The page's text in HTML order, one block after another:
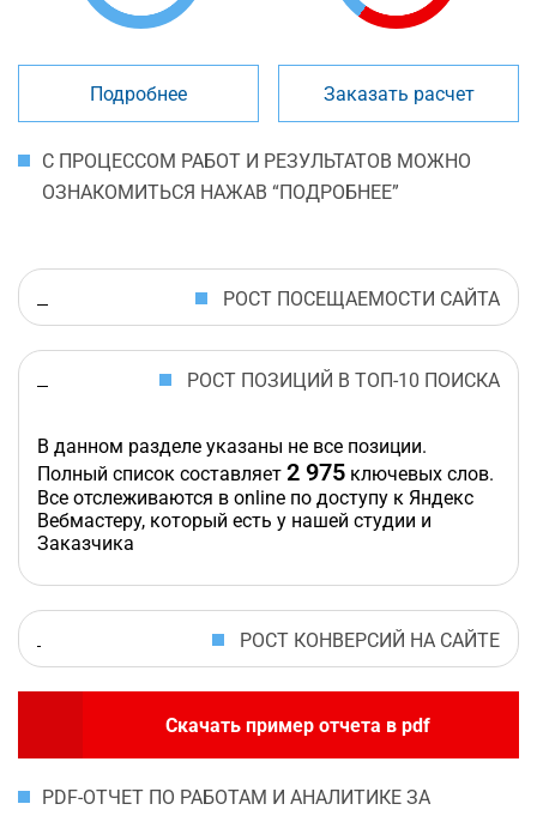
Подробнее Заказать расчет
С ПРОЦЕССОМ РАБОТ И РЕЗУЛЬТАТОВ МОЖНО
ОЗНАКОМИТЬСЯ НАЖАВ “ПОДРОБНЕЕ”
РОСТ ПОСЕЩАЕМОСТИ САЙТА
РОСТ ПОЗИЦИЙ В ТОП-10 ПОИСКА
В данном разделе указаны не все позиции.
Полный список составляет 2 975 ключевых слов.
Все отслеживаются в online по доступу к Яндекс
Вебмастеру, который есть у нашей студии и
Заказчика
РОСТ КОНВЕРСИЙ НА САЙТЕ
Скачать пример отчета в pdf
PDF-ОТЧЕТ ПО РАБОТАМ И АНАЛИТИКЕ ЗА